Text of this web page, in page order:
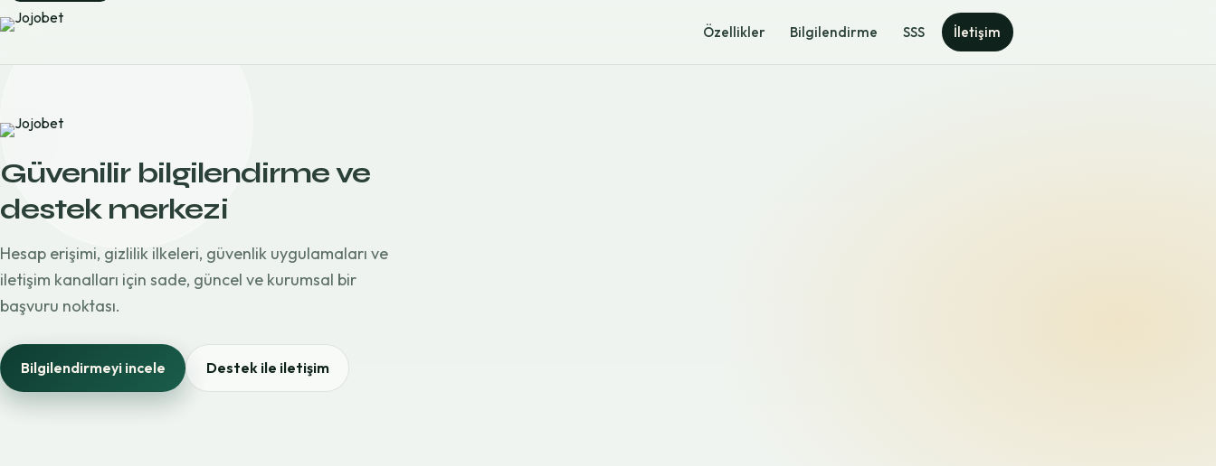
Özellikler Bilgilendirme SSS İletişim
Güvenilir bilgilendirme ve
destek merkezi
Hesap erişimi, gizlilik ilkeleri, güvenlik uygulamaları ve
iletişim kanalları için sade, güncel ve kurumsal bir
başvuru noktası.
Bilgilendirmeyi incele Destek ile iletişim